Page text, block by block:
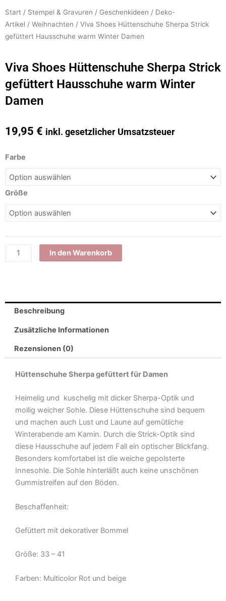
Start / Stempel & Gravuren / Geschenkideen / Deko-
Artikel / Weihnachten / Viva Shoes Hüttenschuhe Sherpa Strick
gefüttert Hausschuhe warm Winter Damen
Viva Shoes Hüttenschuhe Sherpa Strick
gefüttert Hausschuhe warm Winter
Damen
19,95 € inkl. gesetzlicher Umsatzsteuer
Farbe
Größe
Viva
Shoes
Hüttenschuhe
Sherpa
Strick
gefüttert
Winter
Damen
In den Warenkorb
Beschreibung
Zusätzliche Informationen
Rezensionen (0)
Hüttenschuhe Sherpa gefüttert für Damen
Heimelig und kuschelig mit dicker Sherpa-Optik und
mollig weicher Sohle. Diese Hüttenschuhe sind bequem
und machen auch Lust und Laune auf gemütliche
Winterabende am Kamin. Durch die Strick-Optik sind
diese Hausschuhe auf jedem Fall ein optischer Blickfang.
Besonders komfortabel ist die weiche gepolsterte
Innesohle. Die Sohle hinterläßt auch keine unschönen
Gummistreifen auf den Böden.
Beschaffenheit:
Gefüttert mit dekorativer Bommel
Größe: 33 – 41
Farben: Multicolor Rot und beige